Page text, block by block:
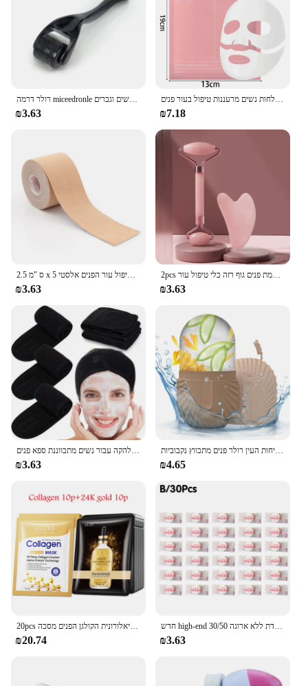
רולר דרמה miceedronle עם מחטי טיטניום כלי מיקרו מדהים לעור הפנים שיער זקן הקרקפת זקן נשים וגברים
₪3.63
מסיכת ביו קולגן הבהרת לחות עמוק לכווץ נקבוביות הלילה מסכת לחות עדינה לחות נשים מרעננות טיפול בעור פנים
₪7.18
2.5 ס "מ x 5 מ 'קינסיולוגיה עבור הפנים הצוואר קו העין הרמת מסיר קמטים קלטת הדבקה כלי טיפול עור הפנים כלי טיפול עור הפנים אלסטי
₪3.63
2pcs פנים רולר מעסה גושה לוח שרפים קמטים מסיר עיסוי רולר עבור הרמת פנים גוף רזה כלי טיפול עור
₪3.63
רך מתנשא שיער אביזרים בנות ראש על הפנים לשטוף אמבטיה איפור הלהקה עבור נשים מתכווננת ספא פנים
₪3.63
קרח פרצוף קרח הקרח קוביית יופי עיסוי קרח סיליקון עובש עבור נפיחות העין רולר פנים מתכווץ נקבוביות
₪4.65
20pcs חומצה היאלורונית הקולגן הפנים מסכה skincare לחות מיצוק לחות מיצוק מסיכות פנים גיליון מסכה טיפול העור קוריאני
₪20.74
חדש high-end 30/50 יח 'מסיכת פנים דחוסים מסיכת פנים ניידת ללא ארוגה מסיכת פנים ניידת ללא ארוגה
₪3.63